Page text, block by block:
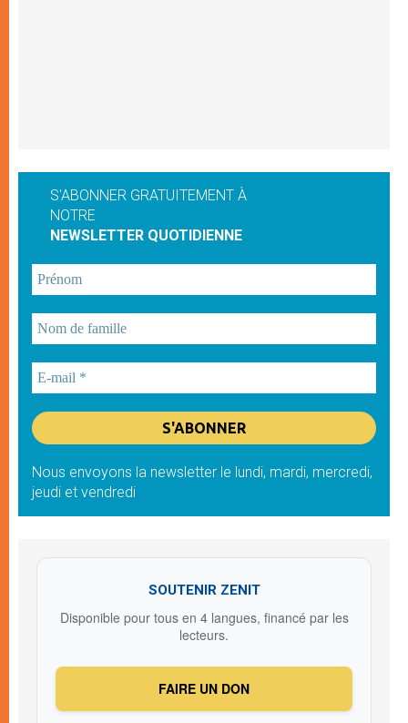
S'ABONNER GRATUITEMENT À
NOTRE
NEWSLETTER QUOTIDIENNE
Nous envoyons la newsletter le lundi, mardi, mercredi,
jeudi et vendredi
SOUTENIR ZENIT
Disponible pour tous en 4 langues, financé par les
lecteurs.
FAIRE UN DON